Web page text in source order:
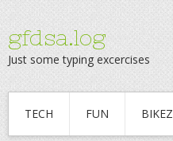
gfdsa.log
Just some typing excercises
TECH FUN BIKEZ